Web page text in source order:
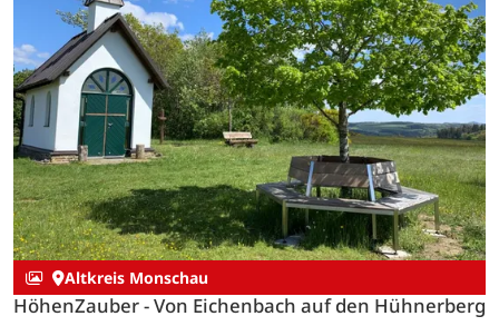
Altkreis Monschau
HöhenZauber - Von Eichenbach auf den Hühnerberg